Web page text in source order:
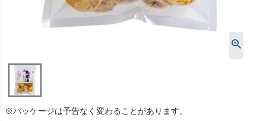
※パッケージは予告なく変わることがあります。